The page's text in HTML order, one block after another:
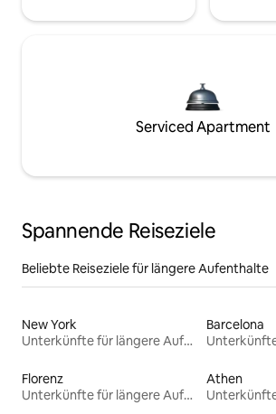
Serviced Apartment
Spannende Reiseziele
Beliebte Reiseziele für längere Aufenthalte
New York
Unterkünfte für längere Aufenthalte
Barcelona
Florenz
Unterkünfte für längere Aufenthalte
Athen